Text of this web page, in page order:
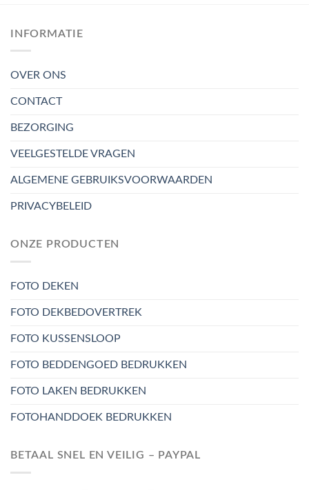
INFORMATIE
OVER ONS
CONTACT
BEZORGING
VEELGESTELDE VRAGEN
ALGEMENE GEBRUIKSVOORWAARDEN
PRIVACYBELEID
ONZE PRODUCTEN
FOTO DEKEN
FOTO DEKBEDOVERTREK
FOTO KUSSENSLOOP
FOTO BEDDENGOED BEDRUKKEN
FOTO LAKEN BEDRUKKEN
FOTOHANDDOEK BEDRUKKEN
BETAAL SNEL EN VEILIG – PAYPAL